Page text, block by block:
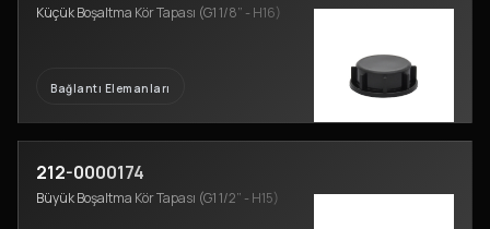
Küçük Boşaltma Kör Tapası (G1 1/8” - H16)
Bağlantı Elemanları
212-0000174
Büyük Boşaltma Kör Tapası (G1 1/2” - H15)